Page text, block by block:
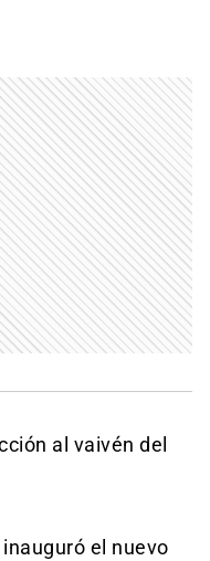
al vaivén del
el nuevo